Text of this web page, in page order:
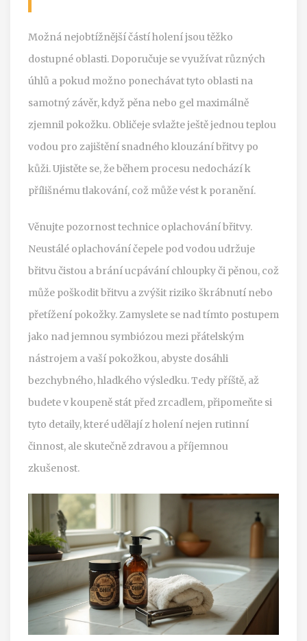
Možná nejobtížnější částí holení jsou těžko
dostupné oblasti. Doporučuje se využívat různých
úhlů a pokud možno ponechávat tyto oblasti na
samotný závěr, když pěna nebo gel maximálně
zjemnil pokožku. Obličeje svlažte ještě jednou teplou
vodou pro zajištění snadného klouzání břitvy po
kůži. Ujistěte se, že během procesu nedochází k
přílišnému tlakování, což může vést k poranění.
Věnujte pozornost technice oplachování břitvy.
Neustálé oplachování čepele pod vodou udržuje
břitvu čistou a brání ucpávání chloupky či pěnou, což
může poškodit břitvu a zvýšit riziko škrábnutí nebo
přetížení pokožky. Zamyslete se nad tímto postupem
jako nad jemnou symbiózou mezi přátelským
nástrojem a vaší pokožkou, abyste dosáhli
bezchybného, hladkého výsledku. Tedy příště, až
budete v koupeně stát před zrcadlem, připomeňte si
tyto detaily, které udělají z holení nejen rutinní
činnost, ale skutečně zdravou a příjemnou
zkušenost.